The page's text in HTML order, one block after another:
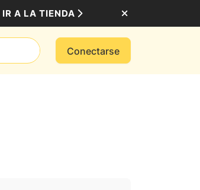
IR A LA TIENDA
Conectarse